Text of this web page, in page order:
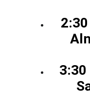
3:30